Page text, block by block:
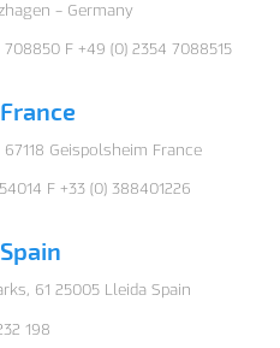
– Germany
708850 F +49 (0) 2354 7088515
67118 Geispolsheim France
F +33 (0) 388401226
61 25005 Lleida Spain
198